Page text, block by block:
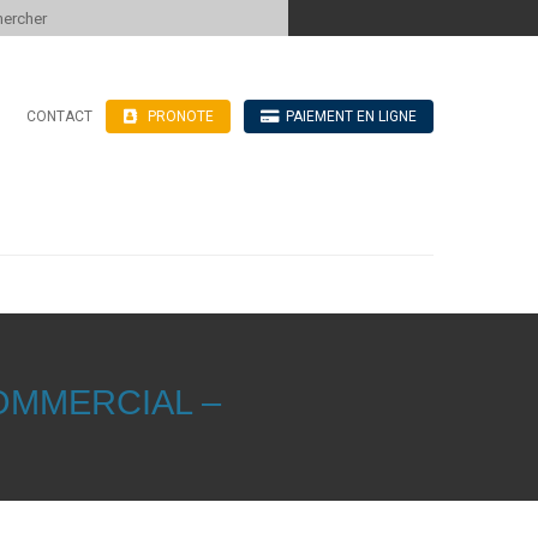
CONTACT PRONOTE PAIEMENT EN LIGNE
–